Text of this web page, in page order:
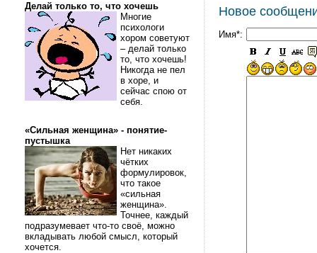
Делай только то, что хочешь
Многие
психологи
хором советуют
– делай только
то, что хочешь!
Никогда не пел
в хоре, и
сейчас спою от
себя.
«Сильная женщина» - понятие-
пустышка
Нет никаких
чётких
формулировок,
что такое
«сильная
женщина».
Точнее, каждый
подразумевает что-то своё, можно
вкладывать любой смысл, который
хочется.
Новое
Имя*: